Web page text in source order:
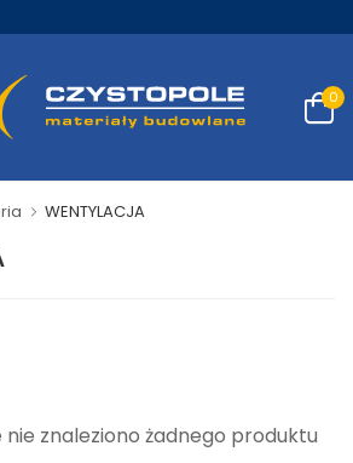
0
WENTYLACJA
znaleziono żadnego produktu